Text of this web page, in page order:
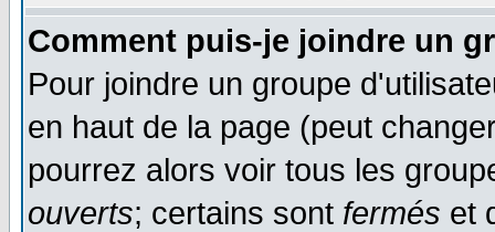
Comment puis-je joindre un
Pour joindre un groupe
en haut de la page (peut
pourrez alors voir tous les
ouverts; certains sont fermés et